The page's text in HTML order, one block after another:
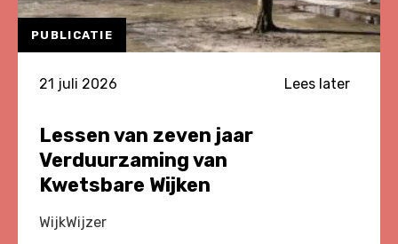
PUBLICATIE
21 juli 2026 Lees later
Lessen van zeven jaar
Verduurzaming van
Kwetsbare Wijken
WijkWijzer